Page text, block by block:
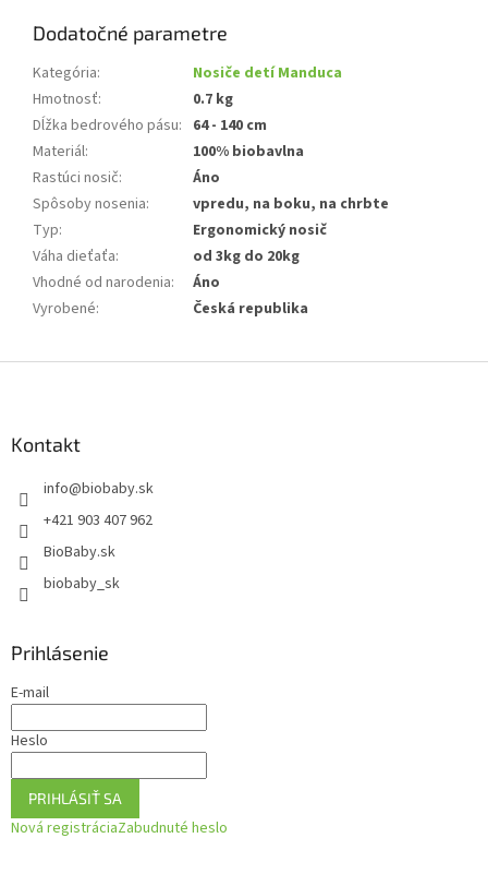
Dodatočné parametre
Kategória:
Nosiče detí Manduca
Hmotnosť:
0.7 kg
Dĺžka bedrového pásu: 64 - 140 cm
Materiál:
100% biobavlna
Rastúci nosič:
Áno
Spôsoby nosenia:
vpredu, na boku, na chrbte
Typ:
Ergonomický nosič
Váha dieťaťa:
od 3kg do 20kg
Vhodné od narodenia:
Áno
Vyrobené: Česká republika
Kontakt
info@biobaby.sk
+421 903 407 962
BioBaby.sk
biobaby_sk
Prihlásenie
E-mail
Heslo
PRIHLÁSIŤ SA
Nová registráciaZabudnuté heslo